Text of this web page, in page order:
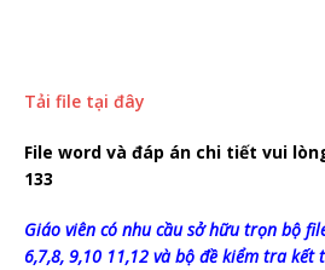
Tải file tại đây
File word và đáp án chi tiết vui
133
Giáo viên có nhu cầu sở hữu trọn bộ
6,7,8, 9,10 11,12 và bộ đề kiểm tra kết